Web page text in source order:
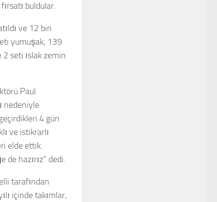
buldular.
ve 12 bin
yumuşak, 139
seti ıslak zemin
Paul
nedeniyle
4 gün
ve istikrarlı
elde ettik.
hazırız” dedi.
tarafından
içinde takımlar,